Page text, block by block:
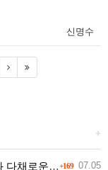
신명수
+
+169 07.05
풀의 진실